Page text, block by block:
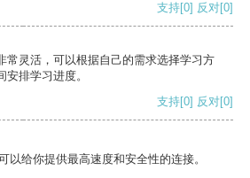
支持[0] 反对[0]
常灵活，可以根据自己的需求选择学习方
排学习进度。
支持[0] 反对[0]
以给你提供最高速度和安全性的连接。